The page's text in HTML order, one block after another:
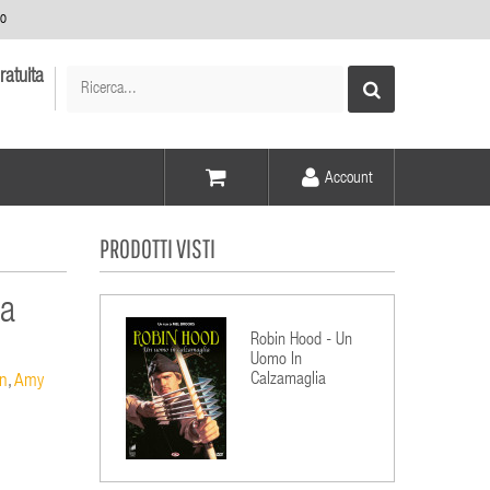
Elementi -
Account
,Amy
PRODOTTI VISTI
Robin Hood - Un
Uomo In
Calzamaglia